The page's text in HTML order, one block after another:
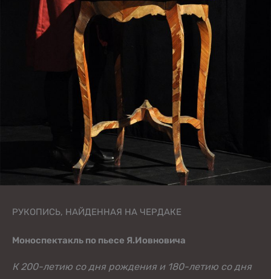
РУКОПИСЬ, НАЙДЕННАЯ НА ЧЕРДАКЕ
Моноспектакль по пьесе Я.Иовновича
К 200-летию со дня рождения и 180-летию со дня